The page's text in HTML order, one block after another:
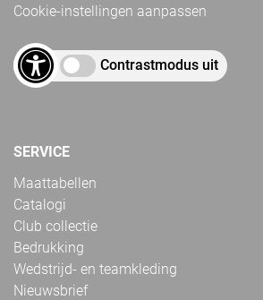
Cookie-instellingen aanpassen
Contrastmodus uit
SERVICE
Maattabellen
Catalogi
Club collectie
Bedrukking
Wedstrijd- en teamkleding
Nieuwsbrief